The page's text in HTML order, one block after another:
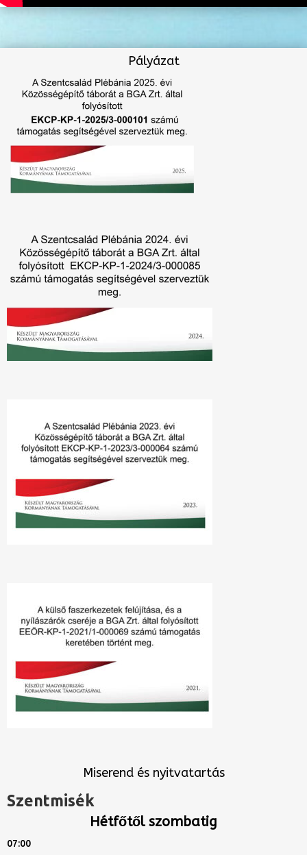
Pályázat
Miserend és nyitvatartás
Szentmisék
Hétfőtől szombatig
07:00